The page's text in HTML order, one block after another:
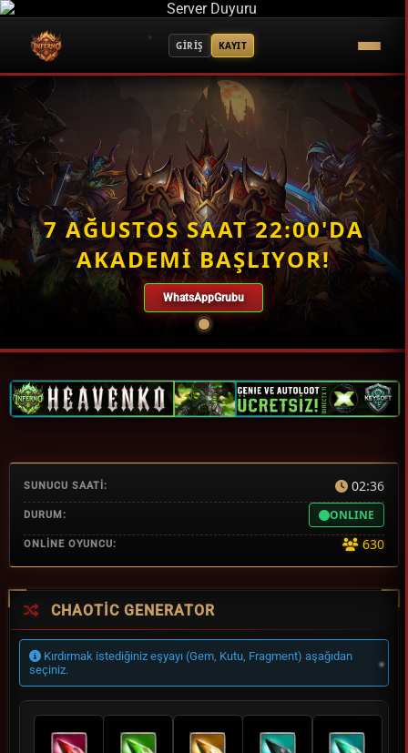
GİRİŞ KAYIT
7 AĞUSTOS SAAT 22:00'DA
AKADEMİ BAŞLIYOR!
WhatsAppGrubu
SUNUCU SAATİ: 02:36
DURUM: ONLINE
ONLİNE OYUNCU: 630
CHAOTIC GENERATOR
Kırdırmak istediğiniz eşyayı (Gem, Kutu, Fragment) aşağıdan
seçiniz.